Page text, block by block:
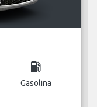
local_gas_station
Gasolina